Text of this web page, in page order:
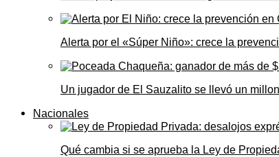
Alerta por el «Súper Niño»: crece la
Un jugador de El Sauzalito se llevó un
Nacionales
Qué cambia si se aprueba la Ley de